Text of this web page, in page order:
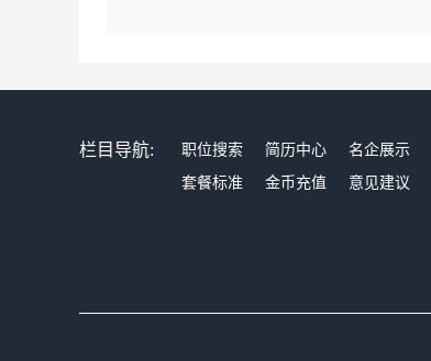
栏目导航: 职位搜索 简历中心 名企展示
套餐标准
金币充值 意见建议